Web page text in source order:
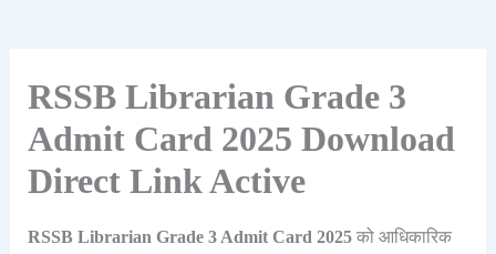
RSSB Librarian Grade 3
Admit Card 2025 Download
Direct Link Active
RSSB Librarian Grade 3 Admit Card 2025को आधिकारिक